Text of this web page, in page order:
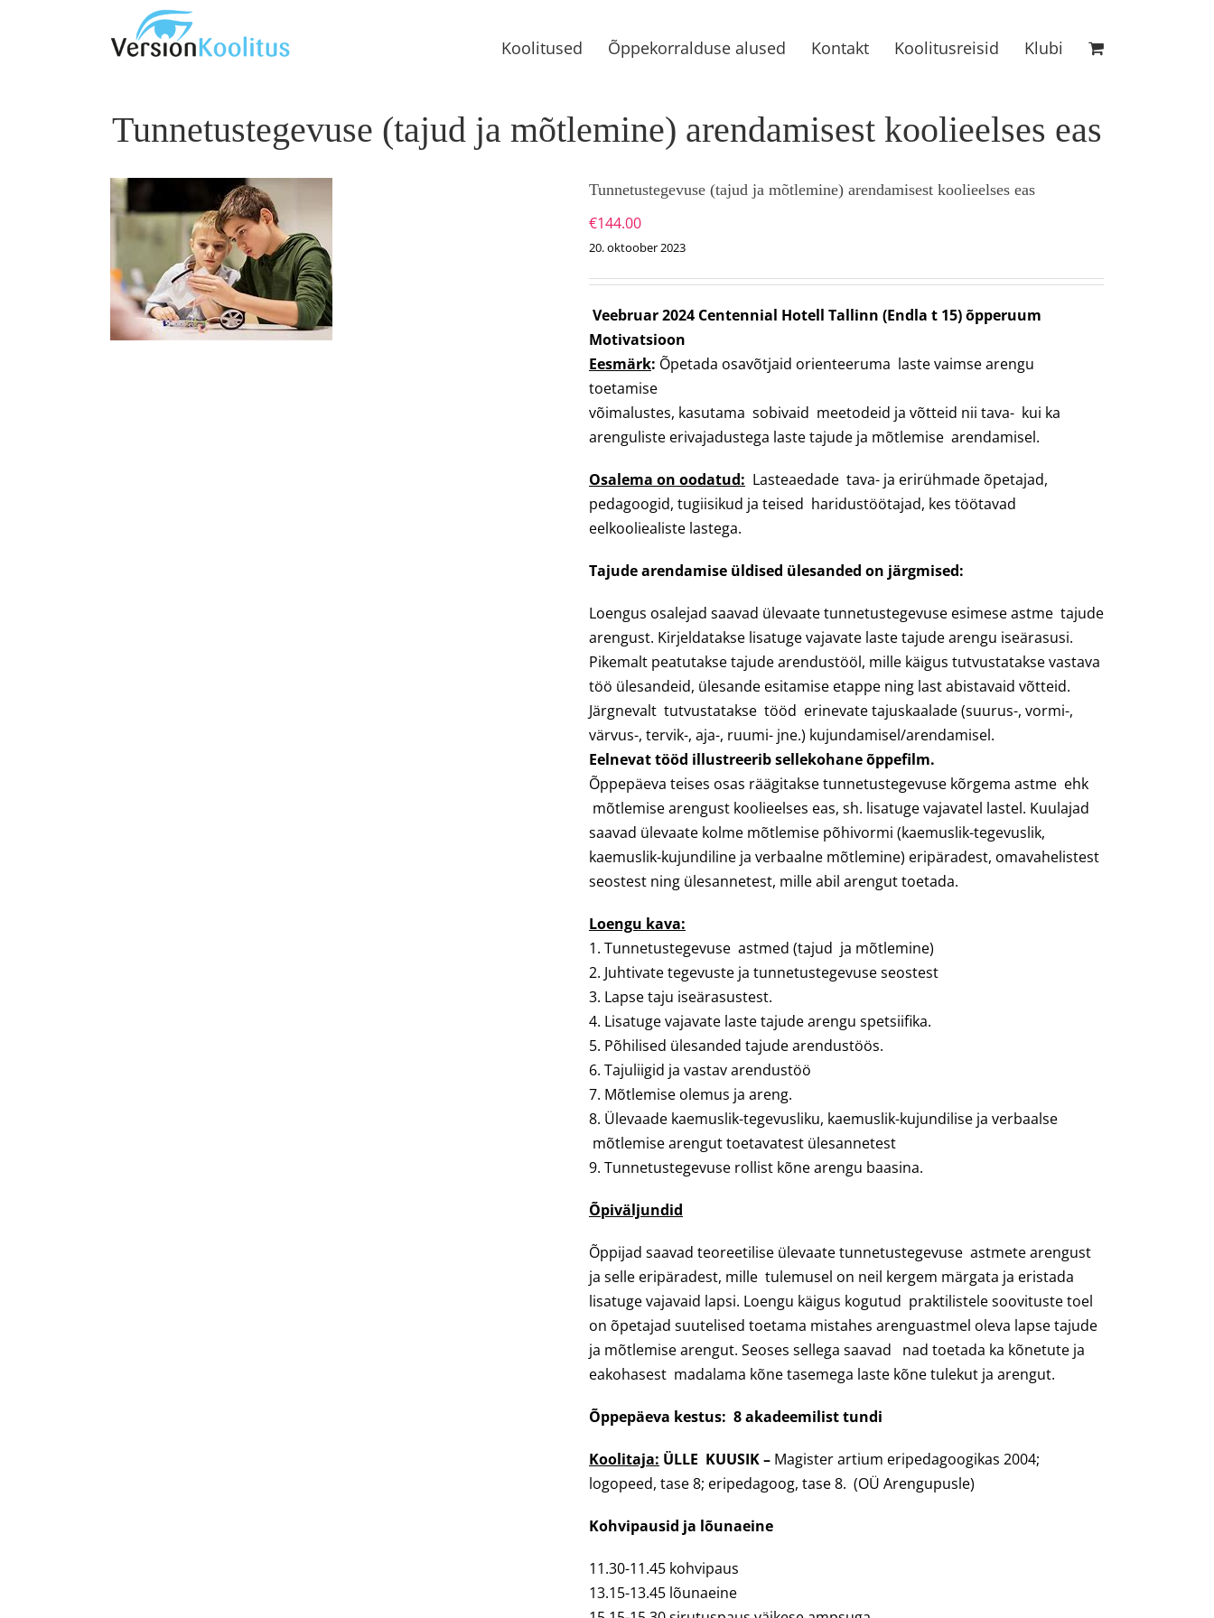
Koolitused Õppekorralduse alused Kontakt Koolitusreisid Klubi
Tunnetustegevuse (tajud ja mõtlemine) arendamisest koolieelses eas
Tunnetustegevuse (tajud ja mõtlemine) arendamisest koolieelses eas
€144.00
20. oktoober 2023
Veebruar 2024 Centennial Hotell Tallinn (Endla t 15) õpperuum
Motivatsioon
Eesmärk: Õpetada osavõtjaid orienteeruma laste vaimse arengu
toetamise
võimalustes, kasutama sobivaid meetodeid ja võtteid nii tava- kui ka
arenguliste erivajadustega laste tajude ja mõtlemise arendamisel.
Osalema on oodatud: Lasteaedade tava- ja erirühmade õpetajad,
pedagoogid, tugiisikud ja teised haridustöötajad, kes töötavad
eelkooliealiste lastega.
Tajude arendamise üldised ülesanded on järgmised:
Loengus osalejad saavad ülevaate tunnetustegevuse esimese astme tajude
arengust. Kirjeldatakse lisatuge vajavate laste tajude arengu iseärasusi.
Pikemalt peatutakse tajude arendustööl, mille käigus tutvustatakse vastava
töö ülesandeid, ülesande esitamise etappe ning last abistavaid võtteid.
Järgnevalt tutvustatakse tööd erinevate tajuskaalade (suurus-, vormi-,
värvus-, tervik-, aja-, ruumi- jne.) kujundamisel/arendamisel.
Eelnevat tööd illustreerib sellekohane õppefilm.
Õppepäeva teises osas räägitakse tunnetustegevuse kõrgema astme ehk
mõtlemise arengust koolieelses eas, sh. lisatuge vajavatel lastel. Kuulajad
saavad ülevaate kolme mõtlemise põhivormi (kaemuslik-tegevuslik,
kaemuslik-kujundiline ja verbaalne mõtlemine) eripäradest, omavahelistest
seostest ning ülesannetest, mille abil arengut toetada.
Loengu kava:
1. Tunnetustegevuse astmed (tajud ja mõtlemine)
2. Juhtivate tegevuste ja tunnetustegevuse seostest
3. Lapse taju iseärasustest.
4. Lisatuge vajavate laste tajude arengu spetsiifika.
5. Põhilised ülesanded tajude arendustöös.
6. Tajuliigid ja vastav arendustöö
7. Mõtlemise olemus ja areng.
8. Ülevaade kaemuslik-tegevusliku, kaemuslik-kujundilise ja verbaalse
mõtlemise arengut toetavatest ülesannetest
9. Tunnetustegevuse rollist kõne arengu baasina.
Õpiväljundid
Õppijad saavad teoreetilise ülevaate tunnetustegevuse astmete arengust
ja selle eripäradest, mille tulemusel on neil kergem märgata ja eristada
lisatuge vajavaid lapsi. Loengu käigus kogutud praktilistele soovituste toel
on õpetajad suutelised toetama mistahes arenguastmel oleva lapse tajude
ja mõtlemise arengut. Seoses sellega saavad nad toetada ka kõnetute ja
eakohasest madalama kõne tasemega laste kõne tulekut ja arengut.
Õppepäeva kestus: 8 akadeemilist tundi
Koolitaja: ÜLLE KUUSIK – Magister artium eripedagoogikas 2004;
logopeed, tase 8; eripedagoog, tase 8. (OÜ Arengupusle)
Kohvipausid ja lõunaeine
11.30-11.45 kohvipaus
13.15-13.45 lõunaeine